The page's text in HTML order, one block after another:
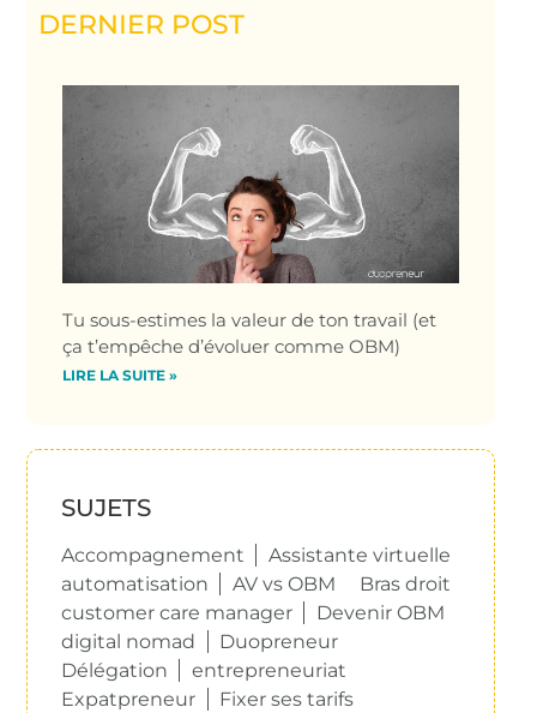
DERNIER POST
Tu sous-estimes la valeur de ton travail (et
ça t’empêche d’évoluer comme OBM)
LIRE LA SUITE »
SUJETS
Accompagnement
Assistante virtuelle
automatisation
AV vs OBM
Bras droit
customer care manager
Devenir OBM
digital nomad
Duopreneur
Délégation
entrepreneuriat
Expatpreneur
Fixer ses tarifs